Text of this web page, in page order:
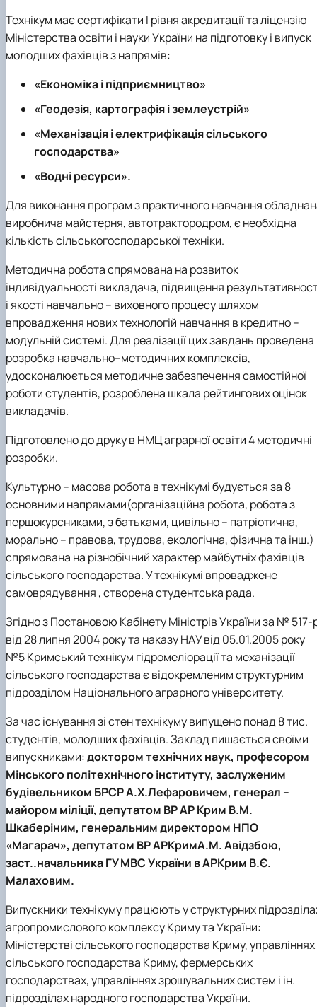
Технікум має сертифікати I рівня акредитації та ліцензію
Міністерства освіти і науки України на підготовку і випуск
молодших фахівців з напрямів:
«Економіка і підприємництво»
«Геодезія, картографія і землеустрій»
«Механізація і електрифікація сільського
господарства»
«Водні ресурси».
Для виконання програм з практичного навчання
виробнича майстерня, автотрактородром, є необхідна
кількість сільськогосподарської техніки.
Методична робота спрямована на розвиток
індивідуальності викладача, підвищення
і якості навчально – виховного процесу шляхом
впровадження нових технологій навчання в кредитно –
модульній системі. Для реалізації цих завдань проведена
розробка навчально–методичних комплексів,
удосконалюється методичне забезпечення самостійної
роботи студентів, розроблена шкала рейтингових оцінок
викладачів.
Підготовлено до друку в НМЦ аграрної освіти 4 методичні
розробки.
Культурно – масова робота в технікумі будується за 8
основними напрямами(організаційна робота, робота з
першокурсниками, з батьками, цивільно – патріотична,
морально – правова, трудова, екологічна, фізична та інш.)
спрямована на різнобічний характер майбутніх фахівців
сільського господарства. У технікумі впроваджене
самоврядування , створена студентська рада.
Згідно з Постановою Кабінету Міністрів України за № 517-
від 28 липня 2004 року та наказу НАУ від 05.01.2005 року
№5 Кримський технікум гідромеліорації та механізації
сільського господарства є відокремленим структурним
підрозділом Національного аграрного університету.
За час існування зі стен технікуму випущено понад 8 тис.
студентів, молодших фахівців. Заклад пишається своїми
випускниками:доктором технічних наук, професором
Мінського політехнічного інституту, заслуженим
будівельником БРСР А.Х.Лефаровичем, генерал –
майором міліції, депутатом ВР АР Крим В.М.
Шкаберіним, генеральним директором НПО
«Магарач», депутатом ВР АРКримА.М. Авідзбою,
заст..начальника ГУ МВС України в АРКрим В.Є.
Малаховим.
Випускники технікуму працюють у структурних
агропромислового комплексу Криму та України:
Міністерстві сільського господарства Криму, управліннях
сільського господарства Криму, фермерських
господарствах, управліннях зрошувальних систем і ін.
підрозділах народного господарства України.